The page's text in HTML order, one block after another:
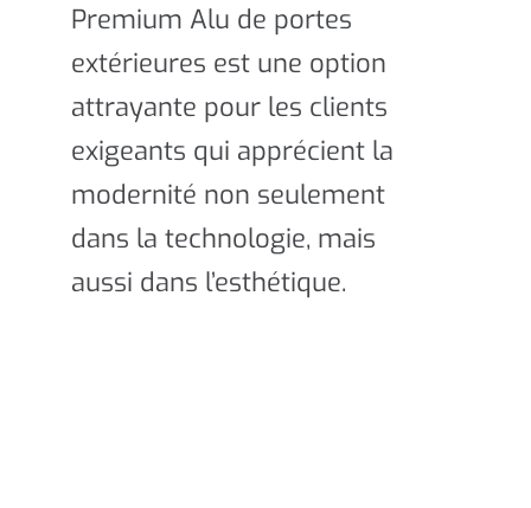
Premium Alu de portes
extérieures est une option
attrayante pour les clients
exigeants qui apprécient la
modernité non seulement
dans la technologie, mais
aussi dans l’esthétique.